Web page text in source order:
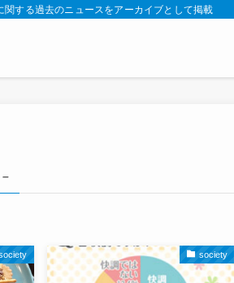
する過去のニュースをアーカイブとして掲載
society